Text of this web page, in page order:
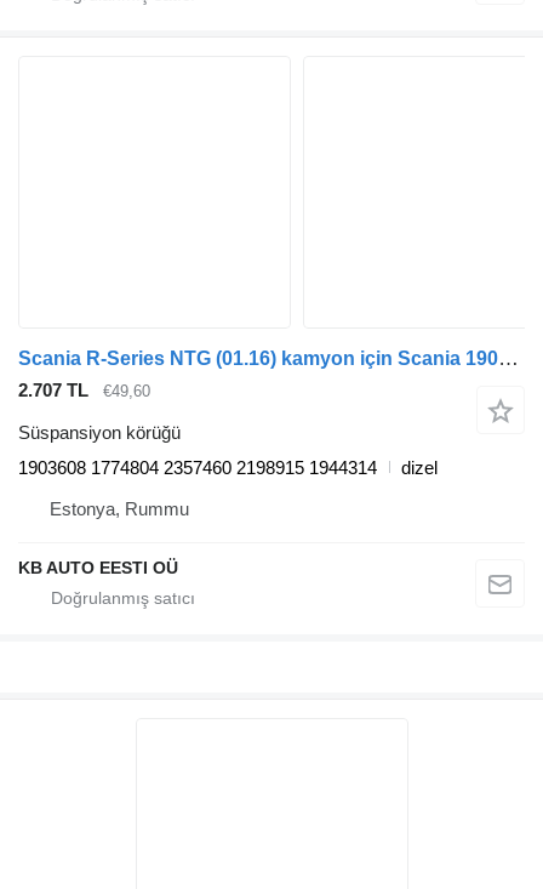
Scania R-Series NTG (01.16) kamyon için Scania 1903608 süspansiyon körüğü
2.707 TL €49,60
Süspansiyon körüğü
1903608 1774804 2357460 2198915 1944314
dizel
Estonya, Rummu
KB AUTO EESTI OÜ